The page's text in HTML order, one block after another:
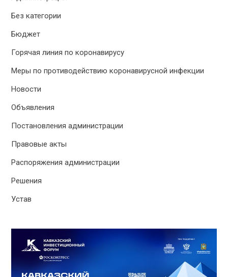
Без категории
Бюджет
Горячая линия по коронавирусу
Меры по противодействию коронавирусной инфекции
Новости
Объявления
Постановления администрации
Правовые акты
Распоряжения администрации
Решения
Устав